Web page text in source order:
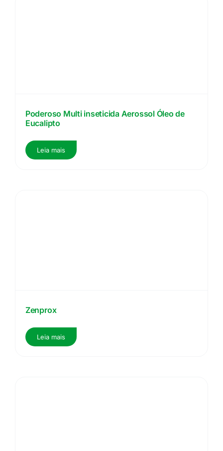
Poderoso Multi inseticida Aerossol Óleo de
Eucalipto
Leia mais
Zenprox
Leia mais